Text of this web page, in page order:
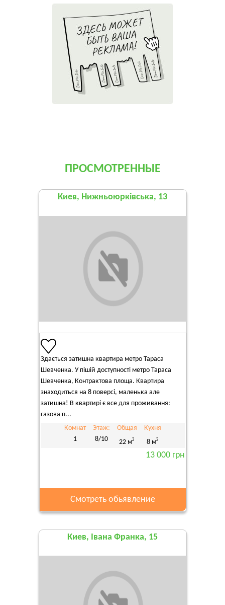
ПРОСМОТРЕННЫЕ
Киев, Нижньоюрківська, 13
Здається затишна квартира метро Тараса
Шевченка. У пішій доступності метро Тараса
Шевченка, Контрактова площа. Квартира
знаходиться на 8 поверсі, маленька але
затишна! В квартирі є все для проживання:
газова п...
Комнат
1
Этаж:
8/10
Общая
22 м2
Кухня
8 м2
13 000 грн
Смотреть обьявление
Киев, Івана Франка, 15